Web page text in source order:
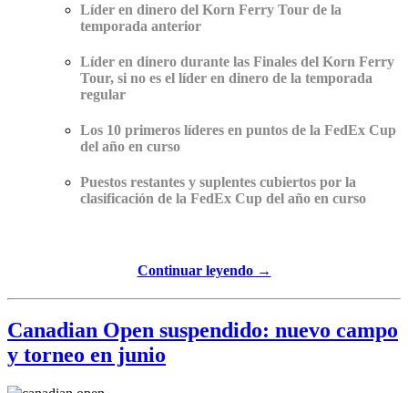
Líder en dinero del Korn Ferry Tour de la
temporada anterior
Líder en dinero durante las Finales del Korn Ferry
Tour, si no es el líder en dinero de la temporada
regular
Los 10 primeros líderes en puntos de la FedEx Cup
del año en curso
Puestos restantes y suplentes cubiertos por la
clasificación de la FedEx Cup del año en curso
Continuar leyendo →
Canadian Open suspendido: nuevo campo
y torneo en junio